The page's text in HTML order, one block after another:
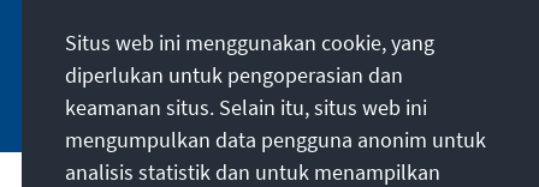
Jetzt abonnieren
Situs web ini menggunakan cookie, yang
diperlukan untuk pengoperasian dan
keamanan situs. Selain itu, situs web ini
mengumpulkan data pengguna anonim untuk
analisis statistik dan untuk menampilkan